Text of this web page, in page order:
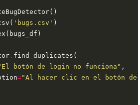
'bugs.csv'
.
botón de login no funciona"
="Al hacer clic en el botón de